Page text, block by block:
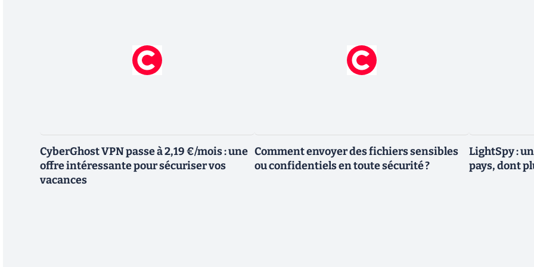
CyberGhost VPN passe à 2,19 €/mois : une
offre intéressante pour sécuriser vos
vacances
Comment envoyer des fichiers sensibles
ou confidentiels en toute sécurité ?
LightSpy :
pays, dont